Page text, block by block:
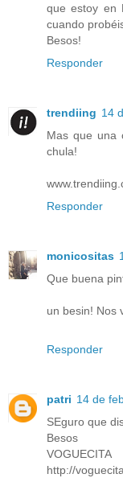
que estoy en
cuando
Besos!
Responder
trendiing 14
Mas que una
chula!
Responder
monicositas
Que buena
un besin! Nos
Responder
patri 14 de
SEguro que
Besos
VOGUECITA
http://